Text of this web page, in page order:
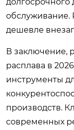
обслуживание.
дешевле
В заключение,
расплава в
инструменты
производств.
современных